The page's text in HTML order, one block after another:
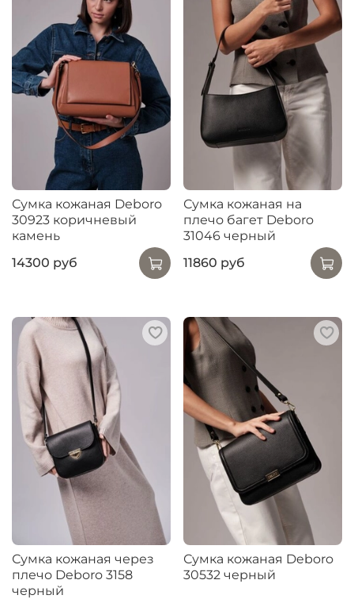
Сумка кожаная Deboro
30923 коричневый
камень
14300 руб
Сумка кожаная на
плечо багет Deboro
31046 черный
11860 руб
Сумка кожаная через
плечо Deboro 3158
черный
Сумка кожаная Deboro
30532 черный